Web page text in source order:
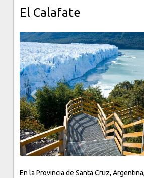
El Calafate
Previous
En la Provincia de Santa Cruz,